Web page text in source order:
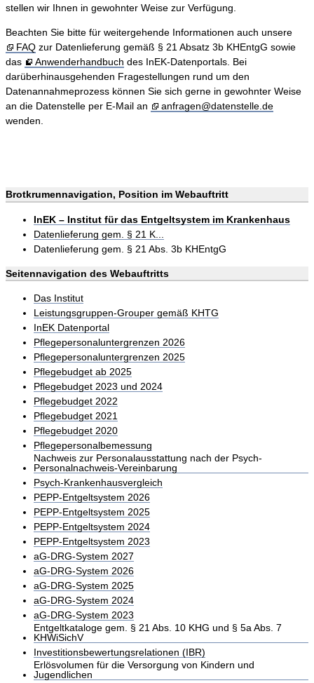
stellen wir Ihnen in gewohnter Weise zur Verfügung.
Beachten Sie bitte für weitergehende Informationen auch unsere
FAQ zur Datenlieferung gemäß § 21 Absatz 3b KHEntgG sowie
das
Anwenderhandbuch des InEK-Datenportals. Bei
darüberhinausgehenden Fragestellungen rund um den
Datenannahmeprozess können Sie sich gerne in gewohnter Weise
an die Datenstelle per E-Mail an
anfragen@datenstelle.de
wenden.
Brotkrumennavigation, Position im Webauftritt
InEK – Institut für das Entgeltsystem im Krankenhaus
Datenlieferung gem. § 21 K...
Datenlieferung gem. § 21 Abs. 3b KHEntgG
Seitennavigation des Webauftritts
Das Institut
Leistungsgruppen-Grouper gemäß KHTG
InEK Datenportal
Pflegepersonaluntergrenzen 2026
Pflegepersonaluntergrenzen 2025
Pflegebudget ab 2025
Pflegebudget 2023 und 2024
Pflegebudget 2022
Pflegebudget 2021
Pflegebudget 2020
Pflegepersonalbemessung
Nachweis zur Personalausstattung nach der Psych-
Personalnachweis-Vereinbarung
Psych-Krankenhausvergleich
PEPP-Entgeltsystem 2026
PEPP-Entgeltsystem 2025
PEPP-Entgeltsystem 2024
PEPP-Entgeltsystem 2023
aG-DRG-System 2027
aG-DRG-System 2026
aG-DRG-System 2025
aG-DRG-System 2024
aG-DRG-System 2023
Entgeltkataloge gem. § 21 Abs. 10 KHG und § 5a Abs. 7
KHWiSichV
Investitionsbewertungsrelationen (IBR)
Erlösvolumen für die Versorgung von Kindern und
Jugendlichen